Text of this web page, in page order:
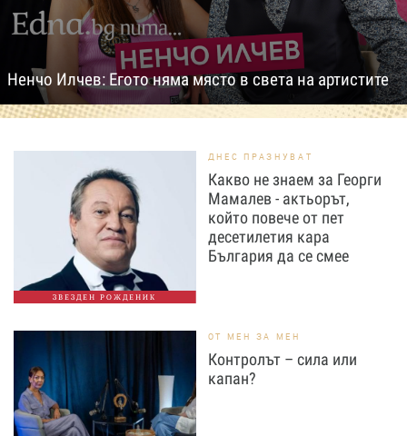
Ненчо Илчев: Егото няма място в света на артистите
ЗВЕЗДЕН РОЖДЕНИК
ДНЕС ПРАЗНУВАТ
Какво не знаем за Георги
Мамалев - актьорът,
който повече от пет
десетилетия кара
България да се смее
ОТ МЕН ЗА МЕН
Контролът – сила или
капан?